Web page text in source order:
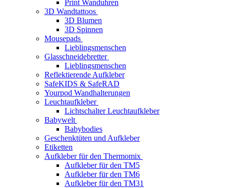
Print Wanduhren
3D Wandtattoos
3D Blumen
3D Spinnen
Mousepads
Lieblingsmenschen
Glasschneidebretter
Lieblingsmenschen
Reflektierende Aufkleber
SafeKIDS & SafeRAD
Yourpod Wandhalterungen
Leuchtaufkleber
Lichtschalter Leuchtaufkleber
Babywelt
Babybodies
Geschenktüten und Aufkleber
Etiketten
Aufkleber für den Thermomix
Aufkleber für den TM5
Aufkleber für den TM6
Aufkleber für den TM31